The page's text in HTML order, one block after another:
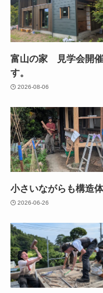
富山の家 見学会開催
す。
2026-08-06
小さいながらも構造体
2026-06-26